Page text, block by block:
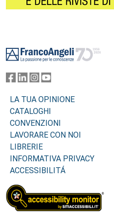
LA TUA OPINIONE
CATALOGHI
CONVENZIONI
LAVORARE CON NOI
LIBRERIE
INFORMATIVA PRIVACY
ACCESSIBILITÁ